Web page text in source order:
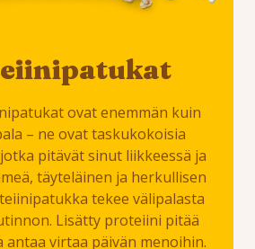
ovat enemmän kuin
– ne ovat taskukokoisia
pitävät sinut liikkeessä ja
täyteläinen ja herkullisen
tekee välipalasta
Lisätty proteiini pitää
antaa virtaa päivän menoihin.